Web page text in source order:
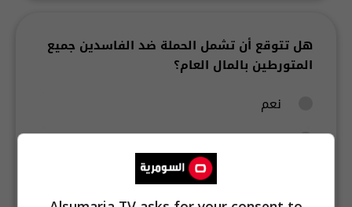
هل تتوقع أن تشمل الحملة ضد الفاسدين جميع
المتورطين بالمال العام؟
نعم
لا